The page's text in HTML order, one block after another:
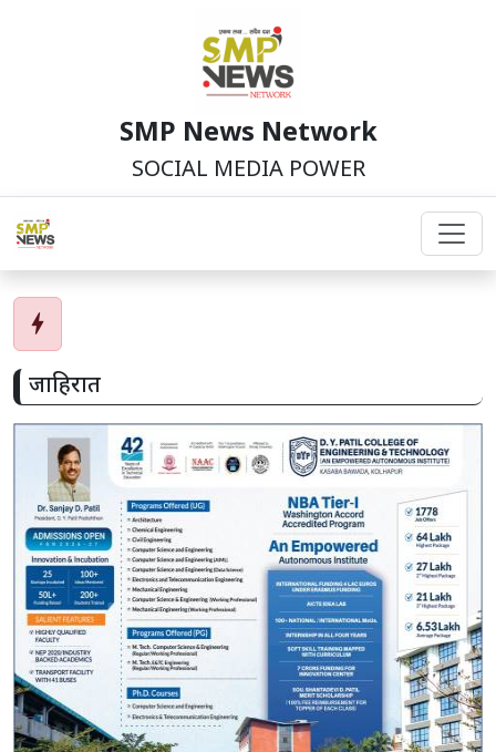
SMP News Network
SOCIAL MEDIA POWER
bolt
जाहिरात